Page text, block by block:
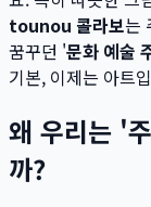
tounou 콜라보는
꿈꾸던 '문화 예술
기본, 이제는 아트
왜 우리는 '
까?